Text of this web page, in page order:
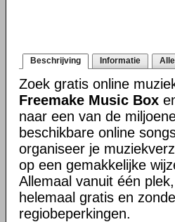
Beschrijving Informatie
Zoek gratis online
Freemake Music Box
naar een van de
beschikbare online
organiseer je
op een gemakkelijke
Allemaal vanuit één
helemaal gratis en
regiobeperkingen.